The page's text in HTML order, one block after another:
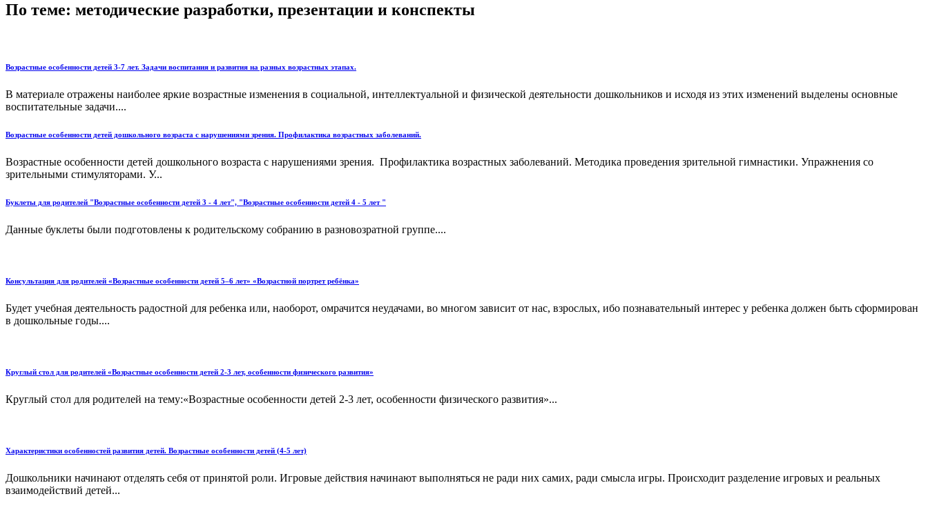
По теме: методические разработки, презентации и конспекты
Возрастные особенности детей 3-7 лет. Задачи воспитания и развития на разных возрастных этапах.
В материале отражены наиболее яркие возрастные изменения в социальной, интеллектуальной и физической деятельности дошкольников и исходя из этих изменений выделены основные
воспитательные задачи....
Возрастные особенности детей дошкольного возраста с нарушениями зрения. Профилактика возрастных заболеваний.
Возрастные особенности детей дошкольного возраста с нарушениями зрения. Профилактика возрастных заболеваний. Методика проведения зрительной гимнастики. Упражнения со
зрительными стимуляторами. У...
Буклеты для родителей "Возрастные особенности детей 3 - 4 лет", "Возрастные особенности детей 4 - 5 лет "
Данные буклеты были подготовлены к родительскому собранию в разновозратной группе....
Консультация для родителей «Возрастные особенности детей 5–6 лет» «Возрастной портрет ребёнка»
Будет учебная деятельность радостной для ребенка или, наоборот, омрачится неудачами, во многом зависит от нас, взрослых, ибо познавательный интерес у ребенка должен быть сформирован
в дошкольные годы....
Круглый стол для родителей «Возрастные особенности детей 2-3 лет, особенности физического развития»
Круглый стол для родителей на тему:«Возрастные особенности детей 2-3 лет, особенности физического развития»...
Характеристики особенностей развития детей. Возрастные особенности детей (4-5 лет)
Дошкольники начинают отделять себя от принятой роли. Игровые действия начинают выполняться не ради них самих, ради смысла игры. Происходит разделение игровых и реальных
взаимодействий детей...